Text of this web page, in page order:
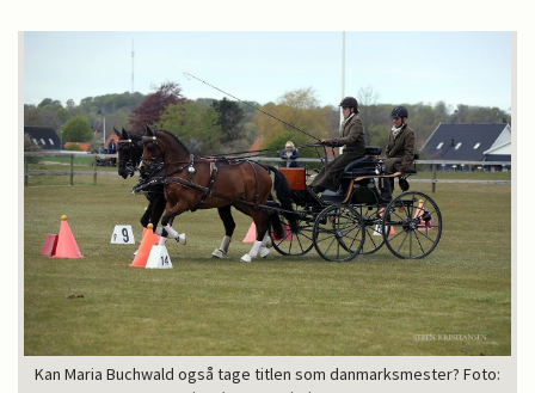
Kan Maria Buchwald også tage titlen som danmarksmester? Foto: